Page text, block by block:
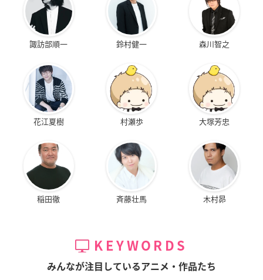
諏訪部順一 鈴村健一 森川智之
花江夏樹 村瀬歩 大塚芳忠
稲田徹 斉藤壮馬 木村昴
KEYWORDS
みんなが注目しているアニメ・作品たち